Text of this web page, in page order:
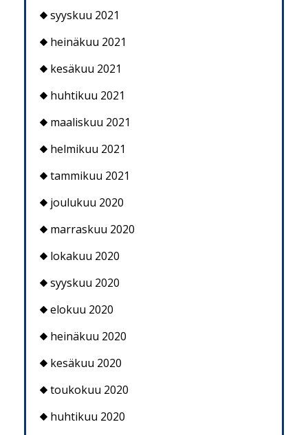
syyskuu 2021
heinäkuu 2021
kesäkuu 2021
huhtikuu 2021
maaliskuu 2021
helmikuu 2021
tammikuu 2021
joulukuu 2020
marraskuu 2020
lokakuu 2020
syyskuu 2020
elokuu 2020
heinäkuu 2020
kesäkuu 2020
toukokuu 2020
huhtikuu 2020